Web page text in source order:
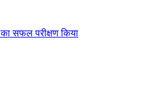
सफल परीक्षण किया